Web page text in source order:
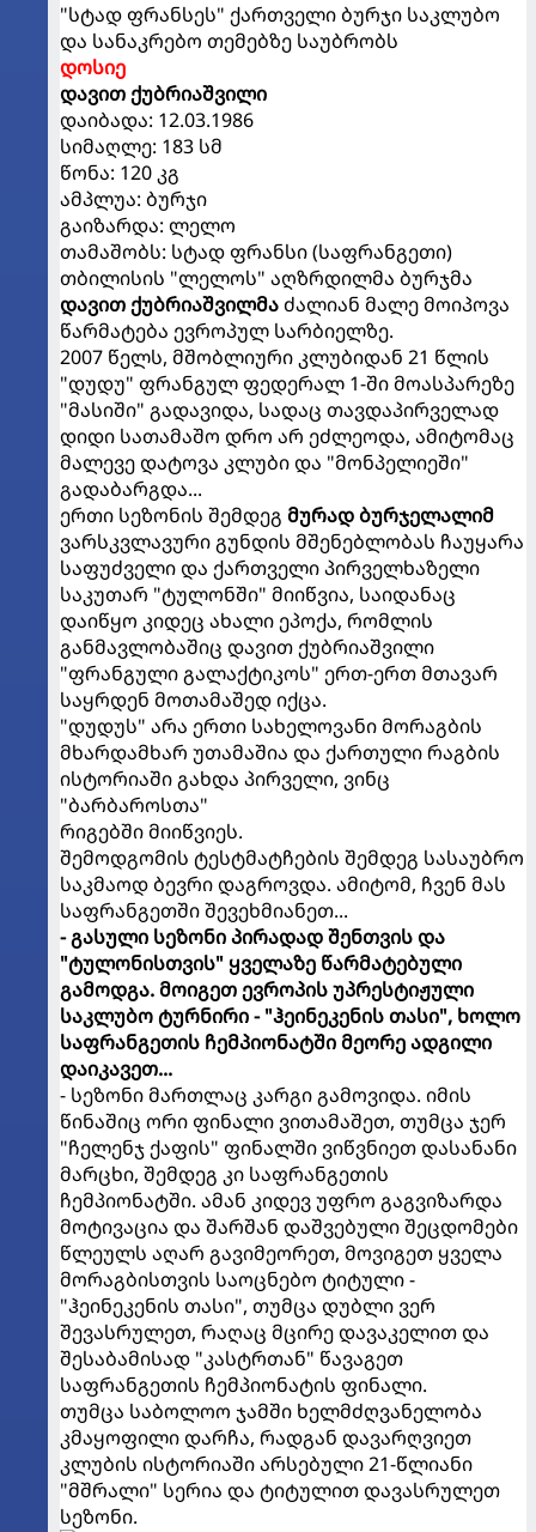
"სტად ფრანსეს" ქართველი ბურჯი საკლუბო
და სანაკრებო თემებზე საუბრობს
დოსიე
დავით ქუბრიაშვილი
დაიბადა: 12.03.1986
სიმაღლე: 183 სმ
წონა: 120 კგ
ამპლუა: ბურჯი
გაიზარდა: ლელო
თამაშობს: სტად ფრანსი (საფრანგეთი)
თბილისის "ლელოს" აღზრდილმა ბურჯმა
დავით ქუბრიაშვილმაძალიან მალე მოიპოვა
წარმატება ევროპულ სარბიელზე.
2007 წელს, მშობლიური კლუბიდან 21 წლის
"დუდუ" ფრანგულ ფედერალ 1-ში მოასპარეზე
"მასიში" გადავიდა, სადაც თავდაპირველად
დიდი სათამაშო დრო არ ეძლეოდა, ამიტომაც
მალევე დატოვა კლუბი და "მონპელიეში"
გადაბარგდა...
ერთი სეზონის შემდეგ მურად ბურჯელალიმ
ვარსკვლავური გუნდის მშენებლობას ჩაუყარა
საფუძველი და ქართველი პირველხაზელი
საკუთარ "ტულონში" მიიწვია, საიდანაც
დაიწყო კიდეც ახალი ეპოქა, რომლის
განმავლობაშიც დავით ქუბრიაშვილი
"ფრანგული გალაქტიკოს" ერთ-ერთ მთავარ
საყრდენ მოთამაშედ იქცა.
"დუდუს" არა ერთი სახელოვანი მორაგბის
მხარდამხარ უთამაშია და ქართული რაგბის
ისტორიაში გახდა პირველი, ვინც
"ბარბაროსთა"
რიგებში მიიწვიეს.
შემოდგომის ტესტმატჩების შემდეგ სასაუბრო
საკმაოდ ბევრი დაგროვდა. ამიტომ, ჩვენ მას
საფრანგეთში შევეხმიანეთ...
- გასული სეზონი პირადად შენთვის და
"ტულონისთვის" ყველაზე წარმატებული
გამოდგა. მოიგეთ ევროპის უპრესტიჟული
საკლუბო ტურნირი - "ჰეინეკენის თასი", ხოლო
საფრანგეთის ჩემპიონატში მეორე ადგილი
დაიკავეთ...
- სეზონი მართლაც კარგი გამოვიდა. იმის
წინაშიც ორი ფინალი ვითამაშეთ, თუმცა ჯერ
"ჩელენჯ ქაფის" ფინალში ვიწვნიეთ დასანანი
მარცხი, შემდეგ კი საფრანგეთის
ჩემპიონატში. ამან კიდევ უფრო გაგვიზარდა
მოტივაცია და შარშან დაშვებული შეცდომები
წლეულს აღარ გავიმეორეთ, მოვიგეთ ყველა
მორაგბისთვის საოცნებო ტიტული -
"ჰეინეკენის თასი", თუმცა დუბლი ვერ
შევასრულეთ, რაღაც მცირე დავაკელით და
შესაბამისად "კასტრთან" წავაგეთ
საფრანგეთის ჩემპიონატის ფინალი.
თუმცა საბოლოო ჯამში ხელმძღვანელობა
კმაყოფილი დარჩა, რადგან დავარღვიეთ
კლუბის ისტორიაში არსებული 21-წლიანი
"მშრალი" სერია და ტიტულით დავასრულეთ
სეზონი.